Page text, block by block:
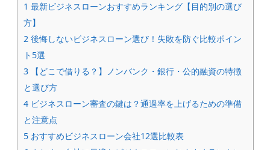
1 最新ビジネスローンおすすめランキング【目的別の選び
方】
2後悔しないビジネスローン選び！失敗を防ぐ比較ポイン
ト5選
3【どこで借りる？】ノンバンク・銀行・公的融資の特徴
と選び方
4ビジネスローン審査の鍵は？通過率を上げるための準備
と注意点
5おすすめビジネスローン会社12選比較表